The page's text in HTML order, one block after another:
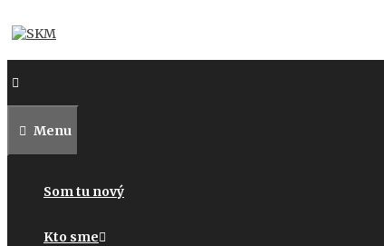
na
Menu
Som tu nový
Kto sme